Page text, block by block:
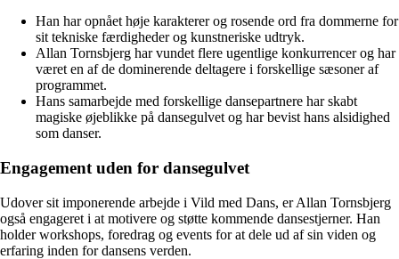
Han har opnået høje karakterer og rosende ord fra dommerne for
sit tekniske færdigheder og kunstneriske udtryk.
Allan Tornsbjerg har vundet flere ugentlige konkurrencer og har
været en af de dominerende deltagere i forskellige sæsoner af
programmet.
Hans samarbejde med forskellige dansepartnere har skabt
magiske øjeblikke på dansegulvet og har bevist hans alsidighed
som danser.
Engagement uden for dansegulvet
Udover sit imponerende arbejde i Vild med Dans, er Allan Tornsbjerg
også engageret i at motivere og støtte kommende dansestjerner. Han
holder workshops, foredrag og events for at dele ud af sin viden og
erfaring inden for dansens verden.